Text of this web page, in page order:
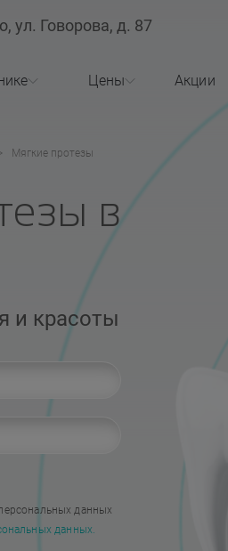
ул. Говорова, д. 87
ответы
Цены Акции
Мягкие протезы
в
и красоты
данных
данных.